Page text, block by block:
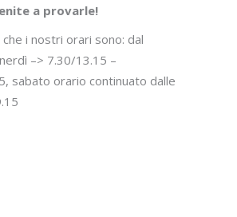
a provarle!
che i nostri orari sono: dal
–> 7.30/13.15 –
sabato orario continuato dalle